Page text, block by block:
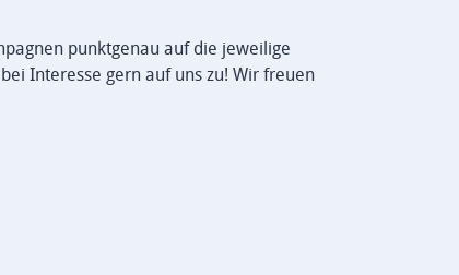
punktgenau auf die jeweilige
Interesse gern auf uns zu! Wir freuen